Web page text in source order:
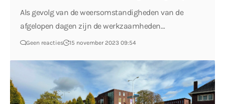
Als gevolg van de weersomstandigheden van de
afgelopen dagen zijn de werkzaamheden…
Geen reacties 15 november 2023 09:54